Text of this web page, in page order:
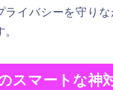
ライバシーを守り
スマートな神